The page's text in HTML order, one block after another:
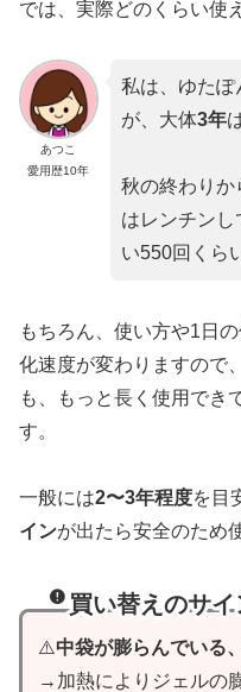
では、実際どのくらい使
あつこ
愛用歴10年
私は、ゆたぽ
が、大体3年
秋の終わりか
はレンチンし
い550回くら
もちろん、使い方や1日
化速度が変わりますので
も、もっと長く使用でき
す。
一般には2〜3年程度を目
インが出たら安全のため
買い替えのサイ
⚠️中袋が膨らんでいる
→加熱によりジェルの